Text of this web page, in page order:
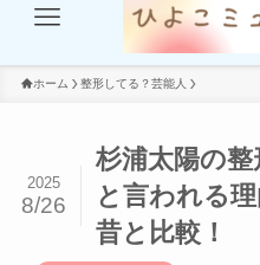
ホーム 整形してる？芸能人
杉浦太陽の整
と言われる
昔と比較！
2025
8/26